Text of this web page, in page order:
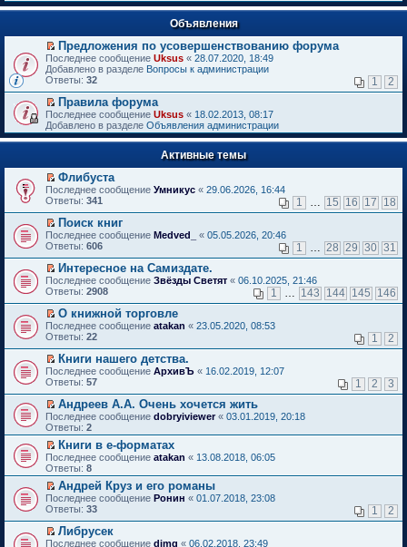
Объявления
П
е
р
й
т
и
к
п
в
о
м
у
н
е
п
р
о
ч
и
т
а
н
н
о
м
у
с
о
о
б
щ
е
н
и
ю
Предложения по усовершенствованию форума
Последнее сообщение Uksus « 28.07.2020, 18:49
Добавлено в разделе Вопросы к администрации
Ответы: 32 1 2
П
е
р
е
т
и
к
п
р
в
о
м
у
н
е
п
р
о
ч
и
т
а
н
н
о
м
у
с
о
о
б
щ
е
н
и
ю
Правила форума
Последнее сообщение Uksus « 18.02.2013, 08:17
Добавлено в разделе Объявления администрации
Активные темы
П
е
е
й
т
и
к
п
е
р
в
о
м
у
н
е
п
р
о
ч
и
т
а
н
н
о
м
у
с
о
о
б
Флибуста
Последнее сообщение Умникус « 29.06.2026, 16:44
Ответы: 341 1 … 15 16 17 18
П
е
е
й
т
и
к
п
е
р
в
о
м
у
н
е
п
р
о
ч
и
т
а
н
н
о
м
у
Поиск книг
Последнее сообщение Medved_ « 05.05.2026, 20:46
Ответы: 606 1 … 28 29 30 31
П
е
е
й
т
и
к
п
е
р
в
о
м
у
н
е
п
р
о
ч
и
а
н
Интересное на Самиздате.
Последнее сообщение Звёзды Светят « 06.10.2025, 21:46
Ответы: 2908 1 … 143 144 145 146
П
е
е
й
т
и
к
п
е
р
в
о
м
у
н
е
п
р
о
ч
О книжной торговле
Последнее сообщение atakan « 23.05.2020, 08:53
Ответы: 22 1 2
П
е
е
й
т
и
п
е
р
в
о
м
у
н
е
Книги нашего детства.
Последнее сообщение АрхивЪ « 16.02.2019, 12:07
Ответы: 57 1 2 3
П
е
р
е
й
т
и
к
п
е
р
в
о
Андреев А.А. Очень хочется жить
Последнее сообщение dobryiviewer« 03.01.2019, 20:18
Ответы: 2
П
е
р
е
й
т
и
к
п
Книги в е-форматах
Последнее сообщение atakan « 13.08.2018, 06:05
Ответы: 8
П
е
е
й
Андрей Круз и его романы
Последнее сообщение Ронин « 01.07.2018, 23:08
Ответы: 33 1 2
П
Либрусек
Последнее сообщение dimg « 06.02.2018, 23:49